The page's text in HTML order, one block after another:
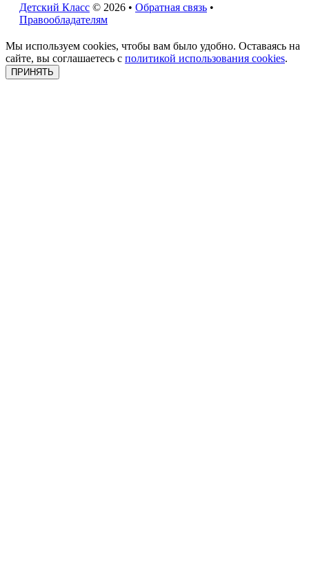
Детский Класс © 2026 • Обратная связь •
Правообладателям
Мы используем cookies, чтобы вам было удобно. Оставаясь на
сайте, вы соглашаетесь с политикой использования cookies.
ПРИНЯТЬ